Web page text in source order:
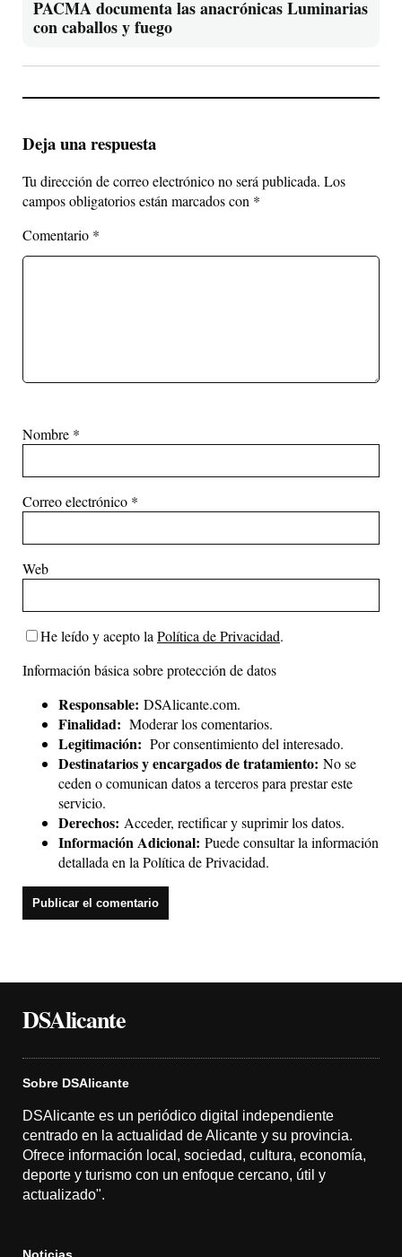
PACMA documenta las anacrónicas Luminarias
con caballos y fuego
Deja una respuesta
Tu dirección de correo electrónico no será publicada. Los
campos obligatorios están marcados con *
Comentario *
Nombre *
Correo electrónico *
Web
He leído y acepto laPolítica de Privacidad.
Información básica sobre protección de datos
Responsable: DSAlicante.com.
Finalidad: Moderar los comentarios.
Legitimación: Por consentimiento del interesado.
Destinatarios y encargados de tratamiento: No se
ceden o comunican datos a terceros para prestar este
servicio.
Derechos: Acceder, rectificar y suprimir los datos.
Información Adicional: Puede consultar la información
detallada en laPolítica de Privacidad.
DSAlicante
Sobre DSAlicante
DSAlicante es un periódico digital independiente
centrado en la actualidad de Alicante y su provincia.
Ofrece información local, sociedad, cultura, economía,
deporte y turismo con un enfoque cercano, útil y
actualizado".